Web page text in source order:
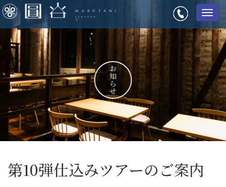
メ
ニ
ュ
ー
第10弾仕込みツアーのご案内